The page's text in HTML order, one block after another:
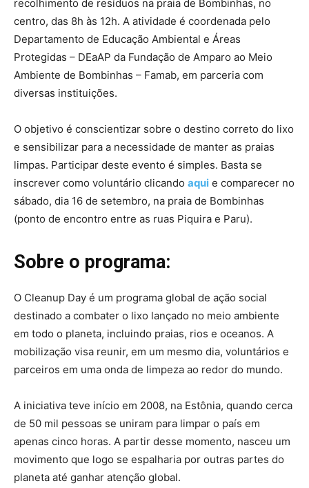
recolhimento de resíduos na praia de Bombinhas, no
centro, das 8h às 12h. A atividade é coordenada pelo
Departamento de Educação Ambiental e Áreas
Protegidas – DEaAP da Fundação de Amparo ao Meio
Ambiente de Bombinhas – Famab, em parceria com
diversas instituições.
O objetivo é conscientizar sobre o destino correto do lixo
e sensibilizar para a necessidade de manter as praias
limpas. Participar deste evento é simples. Basta se
inscrever como voluntário clicando aqui e comparecer no
sábado, dia 16 de setembro, na praia de Bombinhas
(ponto de encontro entre as ruas Piquira e Paru).
Sobre o programa:
O Cleanup Day é um programa global de ação social
destinado a combater o lixo lançado no meio ambiente
em todo o planeta, incluindo praias, rios e oceanos. A
mobilização visa reunir, em um mesmo dia, voluntários e
parceiros em uma onda de limpeza ao redor do mundo.
A iniciativa teve início em 2008, na Estônia, quando cerca
de 50 mil pessoas se uniram para limpar o país em
apenas cinco horas. A partir desse momento, nasceu um
movimento que logo se espalharia por outras partes do
planeta até ganhar atenção global.